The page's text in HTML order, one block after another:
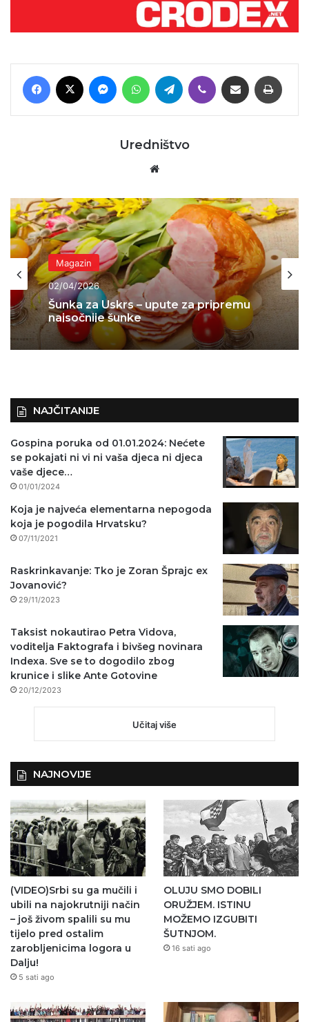
Facebook MessengerWhatsAppTelegram Viber Podijeli putem E-maila
Uredništvo
Magazin
02/04/2026
Šunka za Uskrs – upute za pripremu
najsočnije šunke
NAJČITANIJE
Gospina poruka od 01.01.2024: Nećete
se pokajati ni vi ni vaša djeca ni djeca
vaše djece…
01/01/2024
Koja je najveća elementarna nepogoda
koja je pogodila Hrvatsku?
07/11/2021
Raskrinkavanje: Tko je Zoran Šprajc ex
Jovanović?
29/11/2023
Taksist nokautirao Petra Vidova,
voditelja Faktografa i bivšeg novinara
Indexa. Sve se to dogodilo zbog
krunice i slike Ante Gotovine
20/12/2023
Učitaj više
NAJNOVIJE
(VIDEO)Srbi su ga mučili i
ubili na najokrutniji način
– još živom spalili su mu
tijelo pred ostalim
zarobljenicima logora u
Dalju!
5 sati ago
OLUJU SMO DOBILI
ORUŽJEM. ISTINU
MOŽEMO IZGUBITI
ŠUTNJOM.
16 sati ago